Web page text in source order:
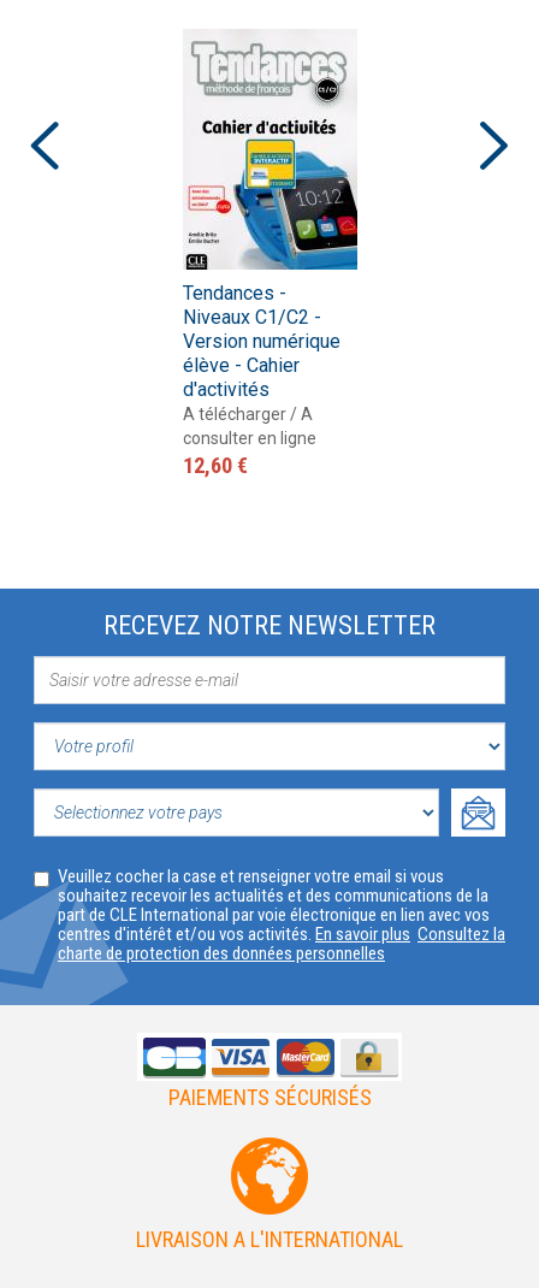
Tendances -
Niveaux C1/C2 -
Version numérique
élève - Cahier
d'activités
A télécharger / A
consulter en ligne
12,60 €
RECEVEZ NOTRE NEWSLETTER
VOTRE
PROFIL
VOTRE
PAYS
Veuillez cocher la case et renseigner votre email si vous
souhaitez recevoir les actualités et des communications de la
part de CLE International par voie électronique en lien avec vos
centres d'intérêt et/ou vos activités. En savoir plus Consultez la
charte de protection des données personnelles
PAIEMENTS SÉCURISÉS
LIVRAISON A L'INTERNATIONAL